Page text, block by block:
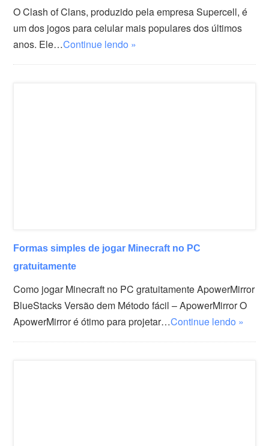
O Clash of Clans, produzido pela empresa Supercell, é
um dos jogos para celular mais populares dos últimos
anos. Ele…Continue lendo »
Formas simples de jogar Minecraft no PC
gratuitamente
Como jogar Minecraft no PC gratuitamente ApowerMirror
BlueStacks Versão dem Método fácil – ApowerMirror O
ApowerMirror é ótimo para projetar…Continue lendo »